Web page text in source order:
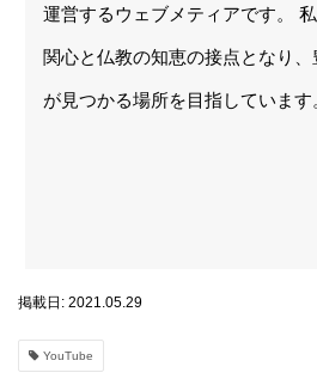
運営するウェブメティアです。
関心と仏教の知恵の接点となり
が見つかる場所を目指しています
掲載日: 2021.05.29
YouTube